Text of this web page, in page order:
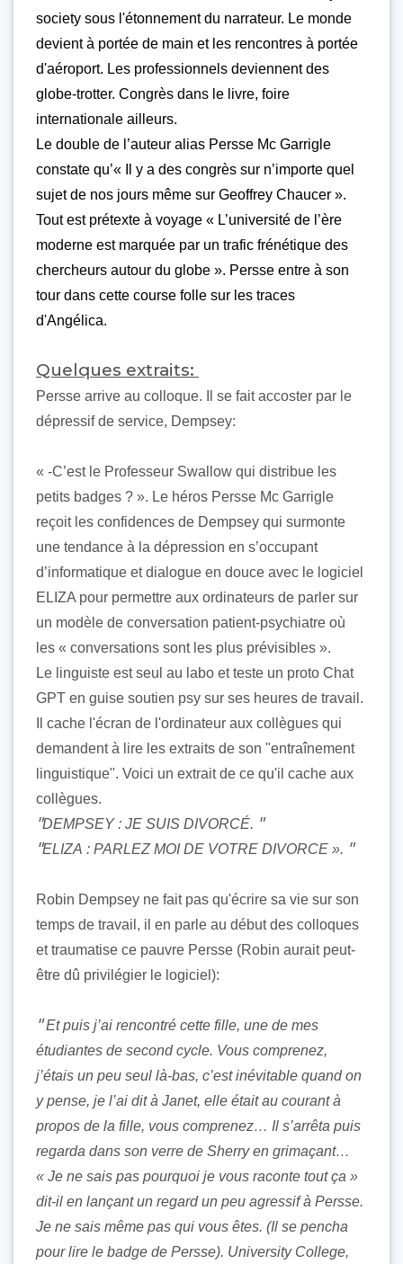
society sous l'étonnement du narrateur. Le monde
devient à portée de main et les rencontres à portée
d'aéroport. Les professionnels deviennent des
globe-trotter. Congrès dans le livre, foire
internationale ailleurs.
Le double de l’auteur alias Persse Mc Garrigle
constate qu’« Il y a des congrès sur n’importe quel
sujet de nos jours même sur Geoffrey Chaucer ».
Tout est prétexte à voyage « L’université de l’ère
moderne est marquée par un trafic frénétique des
chercheurs autour du globe ». Persse entre à son
tour dans cette course folle sur les traces
d'Angélica.
Quelques extraits:
Persse arrive au colloque. Il se fait accoster par le
dépressif de service, Dempsey:
« -C’est le Professeur Swallow qui distribue les
petits badges ? ». Le héros Persse Mc Garrigle
reçoit les confidences de Dempsey qui surmonte
une tendance à la dépression en s’occupant
d’informatique et dialogue en douce avec le logiciel
ELIZA pour permettre aux ordinateurs de parler sur
un modèle de conversation patient-psychiatre où
les « conversations sont les plus prévisibles ».
Le linguiste est seul au labo et teste un proto Chat
GPT en guise soutien psy sur ses heures de travail.
Il cache l'écran de l'ordinateur aux collègues qui
demandent à lire les extraits de son "entraînement
linguistique". Voici un extrait de ce qu'il cache aux
collègues.
DEMPSEY : JE SUIS DIVORCÉ.
ELIZA : PARLEZ MOI DE VOTRE DIVORCE ».
Robin Dempsey ne fait pas qu'écrire sa vie sur son
temps de travail, il en parle au début des colloques
et traumatise ce pauvre Persse (Robin aurait peut-
être dû privilégier le logiciel):
Et puis j’ai rencontré cette fille, une de mes
étudiantes de second cycle. Vous comprenez,
j’étais un peu seul là-bas, c’est inévitable quand on
y pense, je l’ai dit à Janet, elle était au courant à
propos de la fille, vous comprenez… Il s’arrêta puis
regarda dans son verre de Sherry en grimaçant…
« Je ne sais pas pourquoi je vous raconte tout ça »
dit-il en lançant un regard un peu agressif à Persse.
Je ne sais même pas qui vous êtes. (Il se pencha
pour lire le badge de Persse). University College,